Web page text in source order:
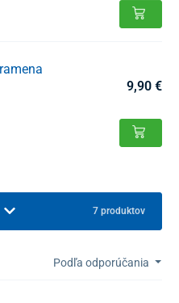
9,90 €
7 produktov
Podľa odporúčania